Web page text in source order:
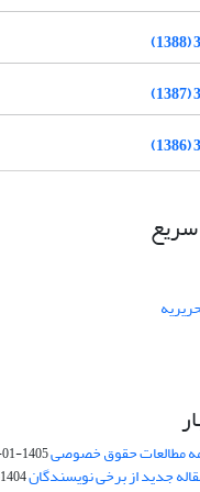
مطالعات حقوق خصوصی1405-01-01
جدید از برخی نویسندگان1404-03-20